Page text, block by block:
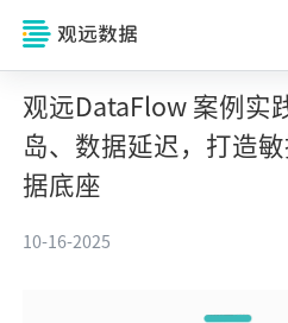
观远DataFlow 案例实
岛、数据延迟，打造
据底座
10-16-2025